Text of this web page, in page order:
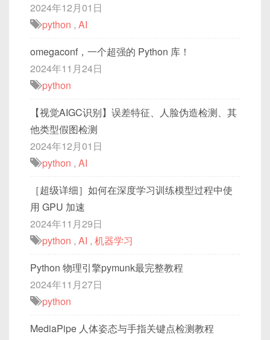
2024年12月01日
python , AI
omegaconf，一个超强的 Python 库！
2024年11月24日
python
【视觉AIGC识别】误差特征、人脸伪造检测、其
他类型假图检测
2024年12月01日
python , AI
［超级详细］如何在深度学习训练模型过程中使
用 GPU 加速
2024年11月29日
python , AI , 机器学习
Python 物理引擎pymunk最完整教程
2024年11月27日
python
MediaPipe 人体姿态与手指关键点检测教程